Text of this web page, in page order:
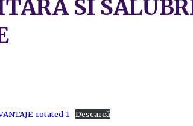
SI
rotated-1 Descarcă